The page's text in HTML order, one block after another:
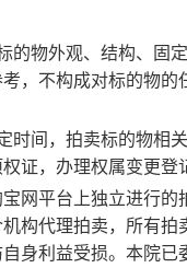
的物外观、结构、固
，不构成对标的物
时间，拍卖标的物相
证，办理权属变更登
网平台上独立进行
构代理拍卖，所有
身利益受损。本院已